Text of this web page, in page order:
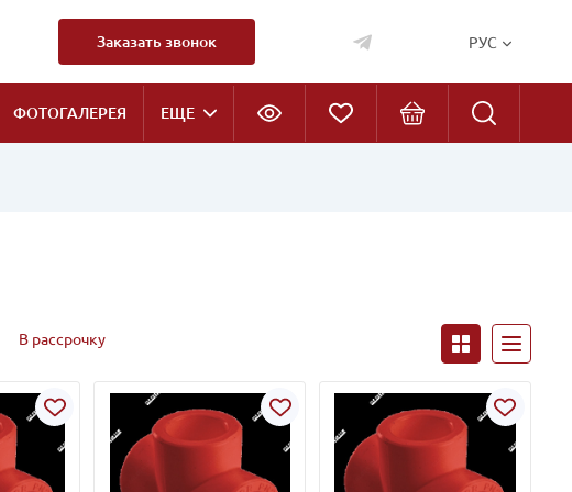
Заказать звонок РУС
ФОТОГАЛЕРЕЯ ЕЩЕ
В рассрочку